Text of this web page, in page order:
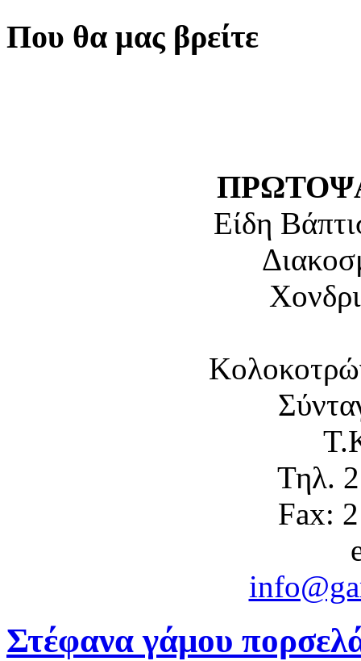
Που θα μας βρείτε
Είδη
Τηλ.
Fax:
Στέφανα γάμου